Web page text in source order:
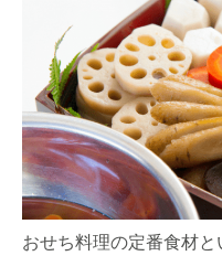
おせち料理の定番食材